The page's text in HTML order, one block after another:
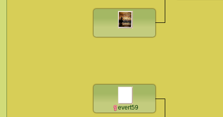
evert59